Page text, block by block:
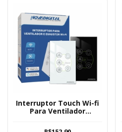
Interruptor Touch Wi-fi
Para Ventilador